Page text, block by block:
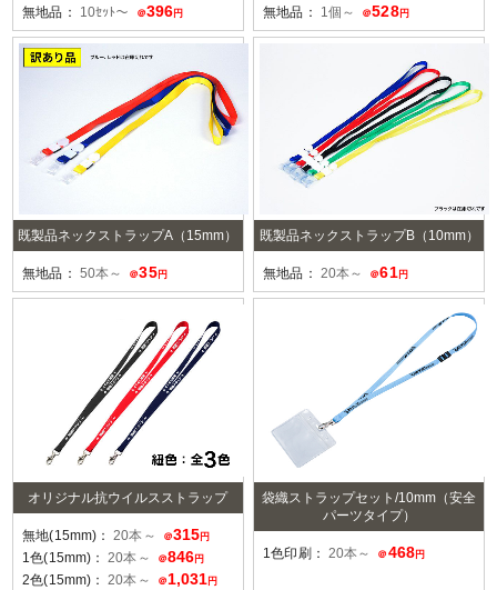
無地品： 10ｾｯﾄ～ ＠396円 無地品： 1個～ ＠528円
既製品ネックストラップA（15mm）
無地品： 50本～ ＠35円
既製品ネックストラップB（10mm）
無地品： 20本～ ＠61円
オリジナル抗ウイルスストラップ
無地(15mm)：20本～ ＠315 円
1色(15mm)：20本～ ＠846 円
2色(15mm)：20本～ ＠1,031 円
袋織ストラップセット/10mm（安全
パーツタイプ）
1色印刷： 20本～ ＠ 468円